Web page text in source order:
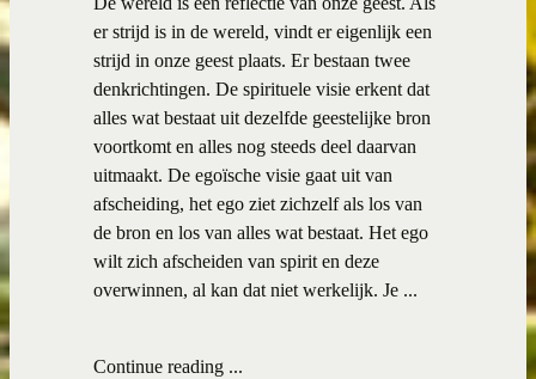
er strijd is in de wereld, vindt er eigenlijk een
strijd in onze geest plaats. Er bestaan twee
denkrichtingen. De spirituele visie erkent dat
alles wat bestaat uit dezelfde geestelijke bron
voortkomt en alles nog steeds deel daarvan
uitmaakt. De egoïsche visie gaat uit van
afscheiding, het ego ziet zichzelf als los van
de bron en los van alles wat bestaat. Het ego
wilt zich afscheiden van spirit en deze
overwinnen, al kan dat niet werkelijk. Je ...
Continue reading ...